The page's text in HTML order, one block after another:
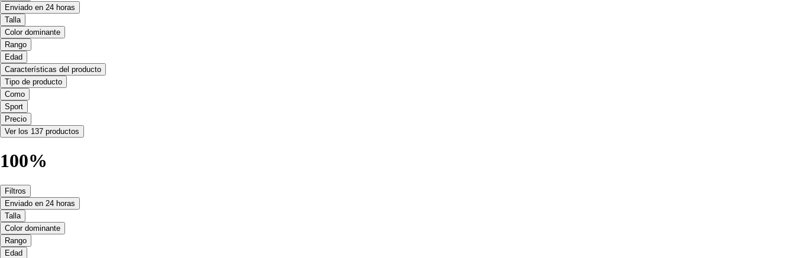
Enviado en 24 horas
Talla
Color dominante
Rango
Edad
Características del producto
Tipo de producto
Como
Sport
Precio
Ver los 137 productos
100%
Filtros
Enviado en 24 horas
Talla
Color dominante
Rango
Edad